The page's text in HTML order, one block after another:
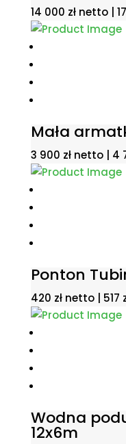
14 000 zł netto |
Mała
3 900 zł netto | 4
Ponton
420 zł netto | 517
Wodna
12x6m